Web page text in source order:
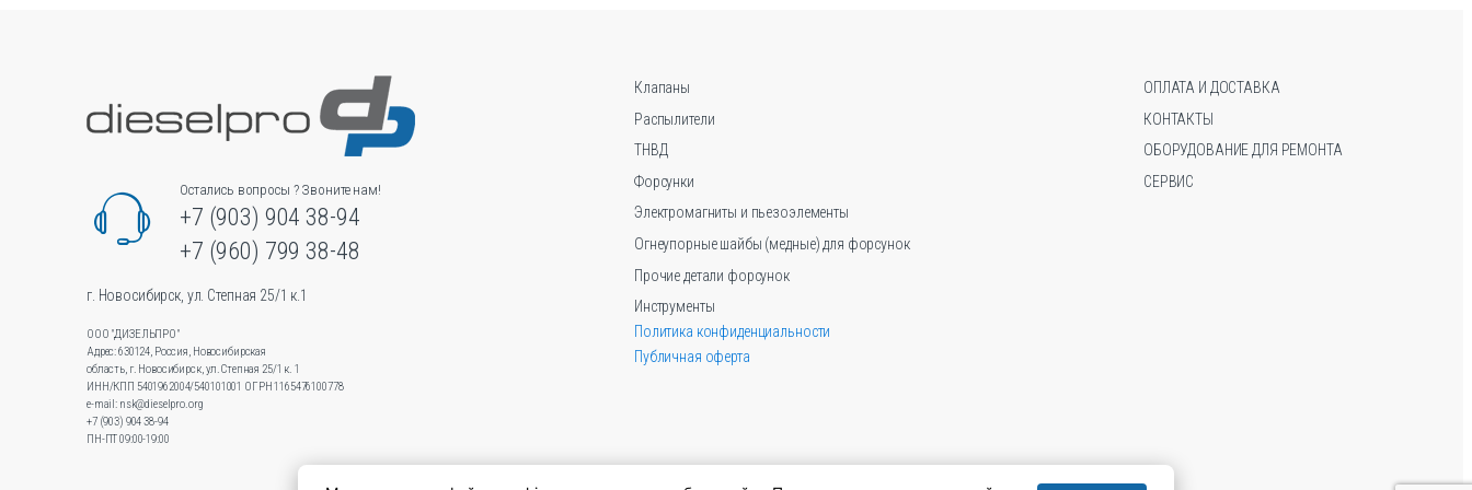
товара.
Остались вопросы ? Звоните нам!
+7 (903) 904 38-94
+7 (960) 799 38-48
г. Новосибирск, ул. Степная 25/1 к.1
ООО "ДИЗЕЛЬПРО"
Адрес: 630124, Россия, Новосибирская
область, г. Новосибирск, ул.Степная 25/1 к. 1
ИНН/КПП 5401962004/540101001 ОГРН 1165476100778
e-mail: nsk@dieselpro.org
+7 (903) 904 38-94
ПН-ПТ 09:00-19:00
Клапаны
Распылители
ТНВД
Форсунки
Электромагниты и пьезоэлементы
Огнеупорные шайбы (медные) для форсунок
Прочие детали форсунок
Инструменты
ОПЛАТА И ДОСТАВКА
КОНТАКТЫ
ОБОРУДОВАНИЕ ДЛЯ РЕМОНТА
СЕРВИС
Политика конфиденциальности
Публичная оферта